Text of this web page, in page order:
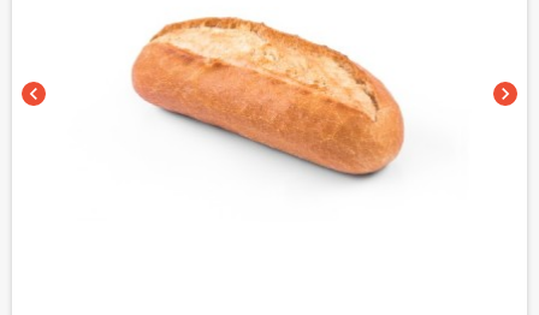
chevron_left chevron_right